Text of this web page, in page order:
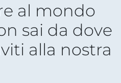
al mondo
sai da dove
alla nostra